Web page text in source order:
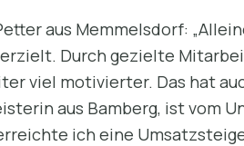
aus Memmelsdorf:
Durch gezielte
viel motivierter. Das hat
aus Bamberg, ist vom
ich eine